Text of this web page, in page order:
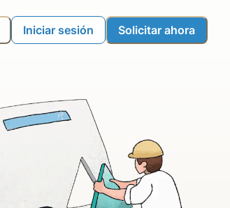
Iniciar sesión Solicitar ahora